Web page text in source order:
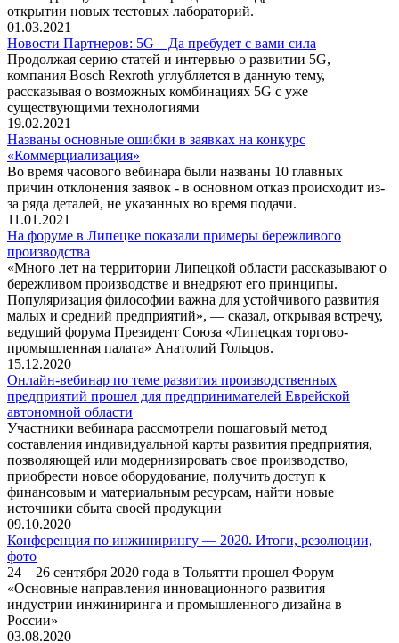
открытии новых тестовых лабораторий.
01.03.2021
Новости Партнеров: 5G – Да пребудет с вами сила
Продолжая серию статей и интервью о развитии 5G,
компания Bosch Rexroth углубляется в данную тему,
рассказывая о возможных комбинациях 5G c уже
существующими технологиями
19.02.2021
Названы основные ошибки в заявках на конкурс
«Коммерциализация»
Во время часового вебинара были названы 10 главных
причин отклонения заявок - в основном отказ происходит из-
за ряда деталей, не указанных во время подачи.
11.01.2021
На форуме в Липецке показали примеры бережливого
производства
«Много лет на территории Липецкой области рассказывают о
бережливом производстве и внедряют его принципы.
Популяризация философии важна для устойчивого развития
малых и средний предприятий», — сказал, открывая встречу,
ведущий форума Президент Союза «Липецкая торгово-
промышленная палата» Анатолий Гольцов.
15.12.2020
Онлайн-вебинар по теме развития производственных
предприятий прошел для предпринимателей Еврейской
автономной области
Участники вебинара рассмотрели пошаговый метод
составления индивидуальной карты развития предприятия,
позволяющей или модернизировать свое производство,
приобрести новое оборудование, получить доступ к
финансовым и материальным ресурсам, найти новые
источники сбыта своей продукции
09.10.2020
Конференция по инжинирингу — 2020. Итоги, резолюции,
фото
24—26 сентября 2020 года в Тольятти прошел Форум
«Основные направления инновационного развития
индустрии инжиниринга и промышленного дизайна в
России»
03.08.2020